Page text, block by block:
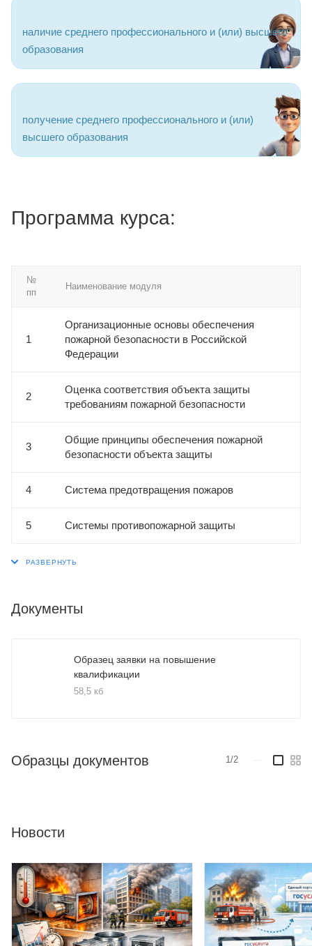
наличие среднего профессионального и (или) высшего
образования
получение среднего профессионального и (или)
высшего образования
Программа курса:
№
пп
Наименование модуля
1
Организационные основы обеспечения
пожарной безопасности в Российской
Федерации
2
Оценка соответствия объекта защиты
требованиям пожарной безопасности
3
Общие принципы обеспечения пожарной
безопасности объекта защиты
4 Система предотвращения пожаров
5 Системы противопожарной защиты
Документы
Образец заявки на повышение
квалификации
58,5 кб
Образцы документов 1/2
Новости